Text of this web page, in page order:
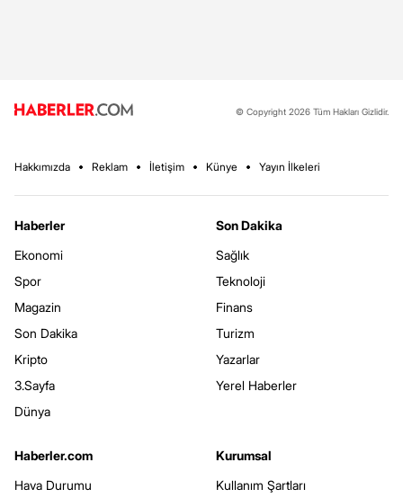
© Copyright 2026 Tüm Hakları Gizlidir.
Hakkımızda Reklam İletişim Künye Yayın İlkeleri
Haberler
Ekonomi
Spor
Magazin
Son Dakika
Kripto
3.Sayfa
Dünya
Son Dakika
Sağlık
Teknoloji
Finans
Turizm
Yazarlar
Yerel Haberler
Haberler.com
Hava Durumu
Kurumsal
Kullanım Şartları